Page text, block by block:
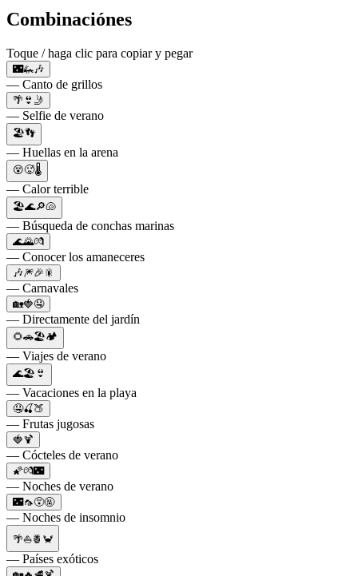
Combinaciónes
Toque / haga clic para copiar y pegar
🌃🦗🎶
— Canto de grillos
🌴👙🤳
— Selfie de verano
🏖👣
— Huellas en la arena
😵🥵🌡
— Calor terrible
🏖🌊🔎🐚
— Búsqueda de conchas marinas
🌊🌄💏
— Conocer los amaneceres
🎶🎆🎉🎇
— Carnavales
🏡🍓🤤
— Directamente del jardín
🌻🚗🏖🏕
— Viajes de verano
🌊🏖👙
— Vacaciones en la playa
🤤🍒🍑
— Frutas jugosas
🍓🍹
— Cócteles de verano
🌠💏🌃
— Noches de verano
🌃🦟😵🤬
— Noches de insomnio
🌴⛵🍍🦀
— Países exóticos